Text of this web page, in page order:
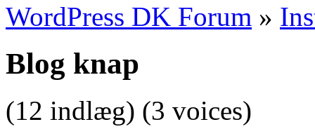
WordPress DK Forum »
Blog knap
(12 indlæg) (3 voices)